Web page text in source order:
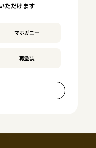
ただけます
マホガニー
再塗装